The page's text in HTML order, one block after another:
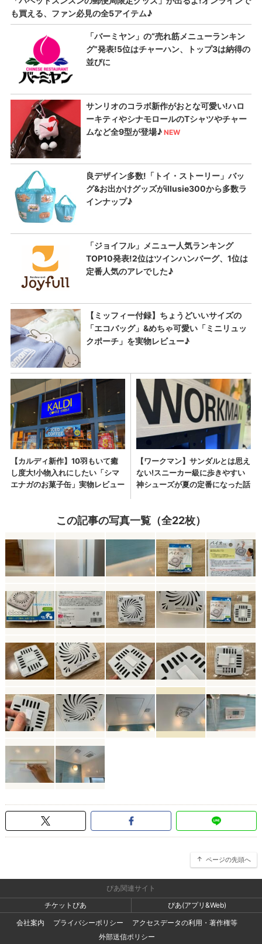
この記事の写真一覧（全22枚）
ページの先頭へ
ぴあ関連サイト
チケットぴあ
ぴあ(アプリ&Web)
会社案内
プライバシーポリシー
アクセスデータの利用・著作権等
外部送信ポリシー